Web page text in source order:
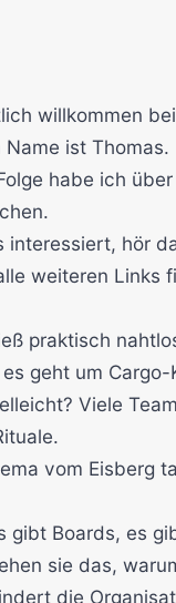
willkommen
ist Thomas.
habe ich
interessiert, hör
weiteren Links
praktisch
geht um Cargo-
Viele
vom Eisberg
gibt Boards, es
sie das,
die